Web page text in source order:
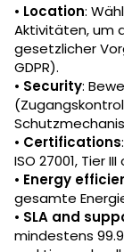
• Location:
Aktivitäten, um
gesetzlicher
GDPR).
• Security:
• Certifications
ISO 27001, Tier
• Energy
gesamte
• SLA and
mindestens